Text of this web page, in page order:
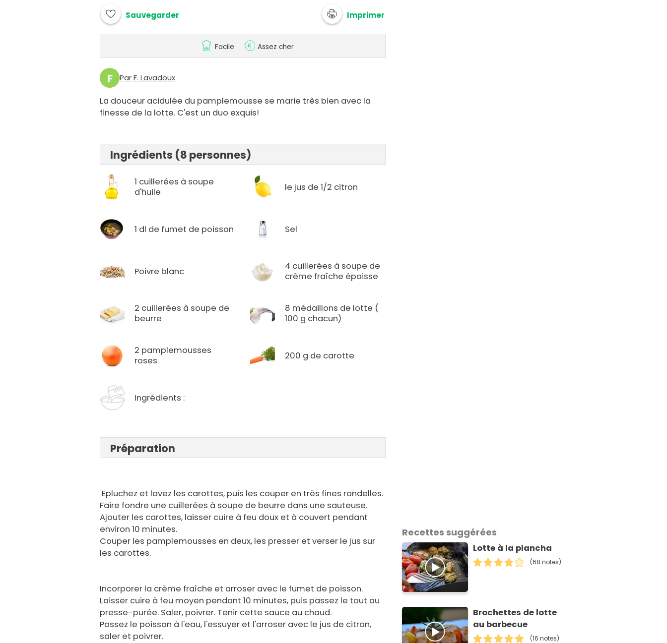
Sauvegarder Imprimer
Facile Assez cher
F Par F. Lavadoux
La douceur acidulée du pamplemousse se marie très bien avec la
finesse de la lotte. C'est un duo exquis!
Ingrédients (8 personnes)
1 cuillerées à soupe
d'huile
le jus de 1/2 citron
1 dl de fumet de poisson Sel
Poivre blanc
4 cuillerées à soupe de
crème fraîche épaisse
2 cuillerées à soupe de
beurre
8 médaillons de lotte (
100 g chacun)
2 pamplemousses
roses
200 g de carotte
Ingrédients :
Préparation
Epluchez et lavez les carottes, puis les couper en très fines rondelles.
Faire fondre une cuillerées à soupe de beurre dans une sauteuse.
Ajouter les carottes, laisser cuire à feu doux et à couvert pendant
environ 10 minutes.
Couper les pamplemousses en deux, les presser et verser le jus sur
les carottes.
Incorporer la crème fraîche et arroser avec le fumet de poisson.
Laisser cuire à feu moyen pendant 10 minutes, puis passez le tout au
presse-purée. Saler, poivrer. Tenir cette sauce au chaud.
Passez le poisson à l'eau, l'essuyer et l'arroser avec le jus de citron,
saler et poivrer.
Recettes suggérées
Lotte à la plancha
(68 notes)
Brochettes de lotte
au barbecue
(16 notes)